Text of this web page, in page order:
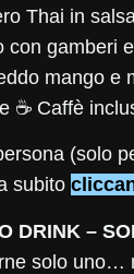
Thai in
con gamberi
mango e
☕ Caffè
(solo
subito
DRINK –
solo uno…